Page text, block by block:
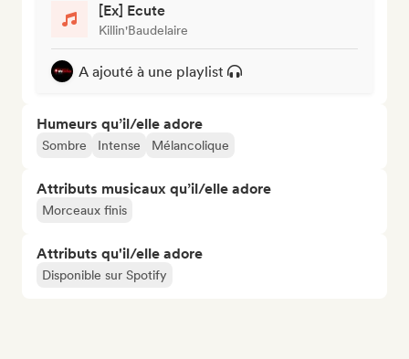
[Ex] Ecute
Killin'Baudelaire
A ajouté à une playlist
Humeurs qu’il/elle adore
Sombre Intense Mélancolique
Attributs musicaux qu’il/elle adore
Morceaux finis
Attributs qu'il/elle adore
Disponible sur Spotify